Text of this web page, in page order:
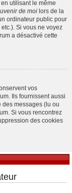
utilisant le même
de moi lors de la
ordinateur public pour
Si vous ne voyez
a désactivé cette
vos
Ils fournissent aussi
messages (lu ou
Si vous rencontrez
des cookies